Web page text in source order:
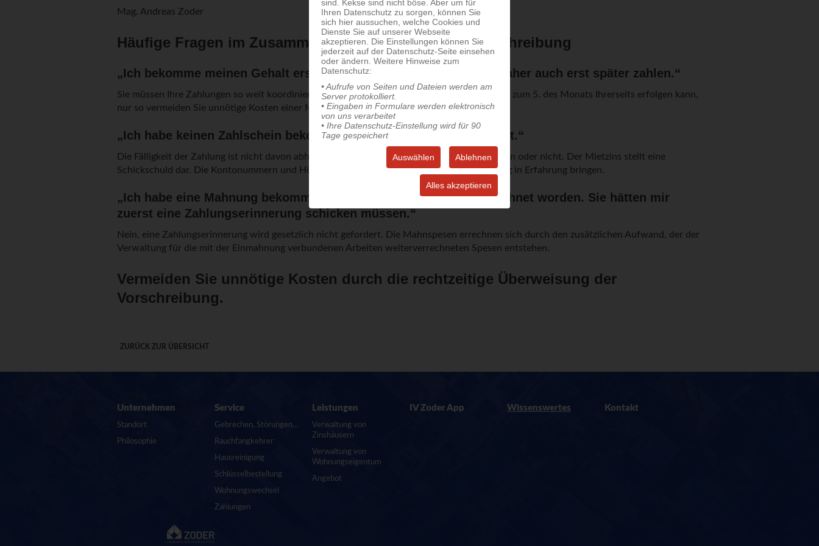
sind. Kekse sind nicht böse. Aber um für
Ihren Datenschutz zu sorgen, können Sie
sich hier aussuchen, welche Cookies und
Dienste Sie auf unserer Webseite
akzeptieren. Die Einstellungen können Sie
jederzeit auf der Datenschutz-Seite einsehen
oder ändern. Weitere Hinweise zum
Datenschutz:
• Aufrufe von Seiten und Dateien werden am
Server protokolliert.
• Eingaben in Formulare werden elektronisch
von uns verarbeitet
• Ihre Datenschutz-Einstellung wird für 90
Tage gespeichert
Auswählen Ablehnen
Alles akzeptieren
Mag. Andreas Zoder
Häufige Fragen im Zusammenhang mit der Monatsvorschreibung
„Ich bekomme meinen Gehalt erst am 7., 8. oder später, ich kann daher auch erst später zahlen.“
Sie müssen Ihre Zahlungen so weit koordinieren, dass die Zahlung der Monatsvorschreibung zum 5. des Monats Ihrerseits erfolgen kann,
nur so vermeiden Sie unnötige Kosten einer Mahnung.
„Ich habe keinen Zahlschein bekommen und daher nichts eingezahlt.“
Die Fälligkeit der Zahlung ist nicht davon abhängig, ob Sie einen Zahlschein bekommen haben oder nicht. Der Mietzins stellt eine
Schickschuld dar. Die Kontonummern und Höhe der Fälligkeit können Sie in der Buchhaltung in Erfahrung bringen.
„Ich habe eine Mahnung bekommen, darin sind Mahnspesen verrechnet worden. Sie hätten mir
zuerst eine Zahlungserinnerung schicken müssen.“
Nein, eine Zahlungserinnerung wird gesetzlich nicht gefordert. Die Mahnspesen errechnen sich durch den zusätzlichen Aufwand, der der
Verwaltung für die mit der Einmahnung verbundenen Arbeiten weiterverrechneten Spesen entstehen.
Vermeiden Sie unnötige Kosten durch die rechtzeitige Überweisung der
Vorschreibung.
ZURÜCK ZUR ÜBERSICHT
Unternehmen
Standort
Philosophie
Service
Gebrechen, Störungen...
Rauchfangkehrer
Hausreinigung
Schlüsselbestellung
Wohnungswechsel
Zahlungen
Leistungen
Verwaltung von
Zinshäusern
Verwaltung von
Wohnungseigentum
Angebot
IV Zoder App Wissenswertes Kontakt